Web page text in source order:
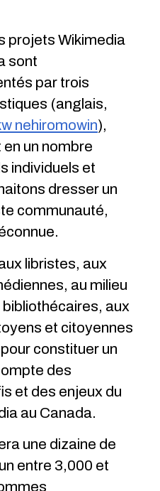
projets Wikimedia
sont
par trois
(anglais,
nehiromowin),
en un nombre
individuels et
dresser un
communauté,
libristes, aux
au milieu
aux
et citoyennes
constituer un
des
et des enjeux du
au Canada.
une dizaine de
entre 3,000 et